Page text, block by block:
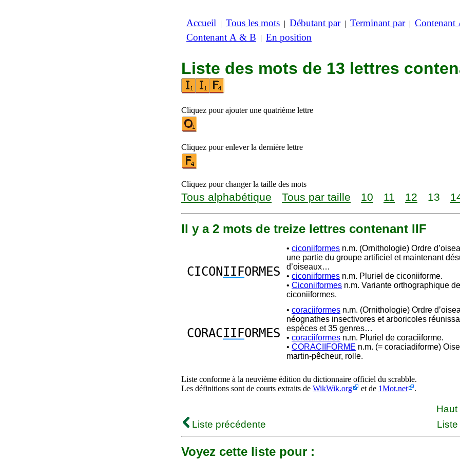
Accueil | Tous les mots | Débutant par| Terminant par| Contenant
Contenant A & B | En position
Liste des mots de 13 lettres
Cliquez pour ajouter une quatrième lettre
Cliquez pour enlever la dernière lettre
Cliquez pour changer la taille des mots
Tous alphabétique Tous par taille 10 11 12 13
Il y a 2 mots de treize lettres contenant IIF
CICONIIFORMES
• ciconiiformes n.m. (Ornithologie) Ordre
une partie du groupe artificiel et maintenant
d’oiseaux…
• ciconiiformes n.m. Pluriel de ciconiiforme.
• Ciconiiformes n.m. Variante orthographique de
ciconiiformes.
CORACIIFORMES
• coraciiformes n.m. (Ornithologie) Ordre
néognathes insectivores et arboricoles
espèces et 35 genres…
• coraciiformes n.m. Pluriel de coraciiforme.
• CORACIIFORME n.m. (= coraciadiforme)
martin-pêcheur, rolle.
Liste conforme à la neuvième édition du dictionnaire officiel du scrabble.
Les définitions sont de courts extraits de WikWik.org et de 1Mot.net .
Haut
Liste précédente
Voyez cette liste pour :